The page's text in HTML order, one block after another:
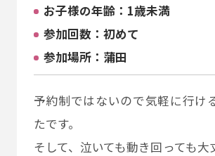
お子様の年齢：1歳未満
参加回数：初めて
参加場所：蒲田
予約制ではないので気軽に行け
たです。
そして、泣いても動き回っても大